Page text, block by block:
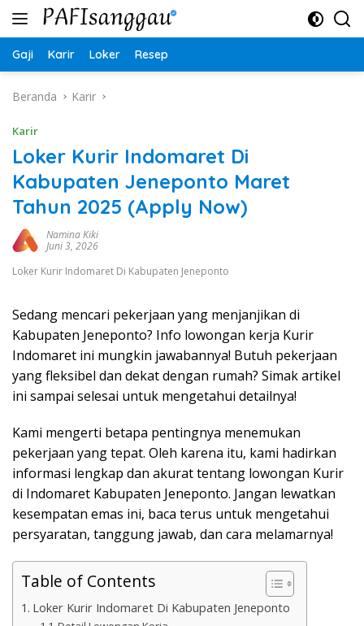
Langsung
Gaji Karir Loker Resep
Beranda Karir
Karir
Loker Kurir Indomaret Di
Kabupaten Jeneponto Maret
Tahun 2025 (Apply Now)
Namina Kiki
Juni 3, 2026
Loker Kurir Indomaret Di Kabupaten Jeneponto
Sedang mencari pekerjaan yang menjanjikan di
Kabupaten Jeneponto? Info lowongan kerja Kurir
Indomaret ini mungkin jawabannya! Butuh pekerjaan
yang fleksibel dan dekat dengan rumah? Simak artikel
ini sampai selesai untuk mengetahui detailnya!
Kami mengerti betapa pentingnya menemukan
pekerjaan yang tepat. Oleh karena itu, kami hadirkan
informasi lengkap dan akurat tentang lowongan Kurir
di Indomaret Kabupaten Jeneponto. Jangan lewatkan
kesempatan emas ini, baca terus untuk mengetahui
persyaratan, tanggung jawab, dan cara melamarnya!
Table of Contents
Loker Kurir Indomaret Di Kabupaten Jeneponto